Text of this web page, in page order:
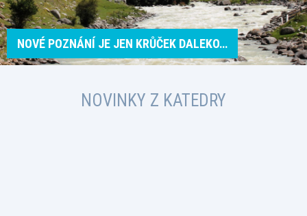
NOVÉ POZNÁNÍ JE JEN KRŮČEK DALEKO…
NOVINKY Z KATEDRY